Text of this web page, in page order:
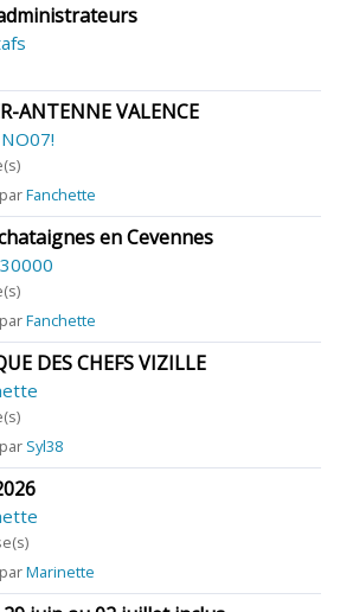
ANTENNE VALENCE
Fanchette
en Cevennes
Fanchette
DES CHEFS VIZILLE
Syl38
Marinette